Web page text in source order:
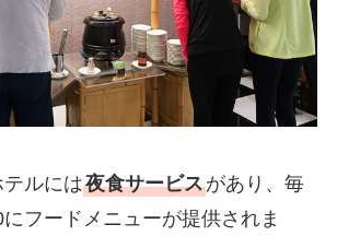
ルには夜食サービスがあり、毎
フードメニューが提供されま